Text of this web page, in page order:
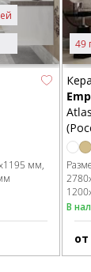
мм
49
В
от